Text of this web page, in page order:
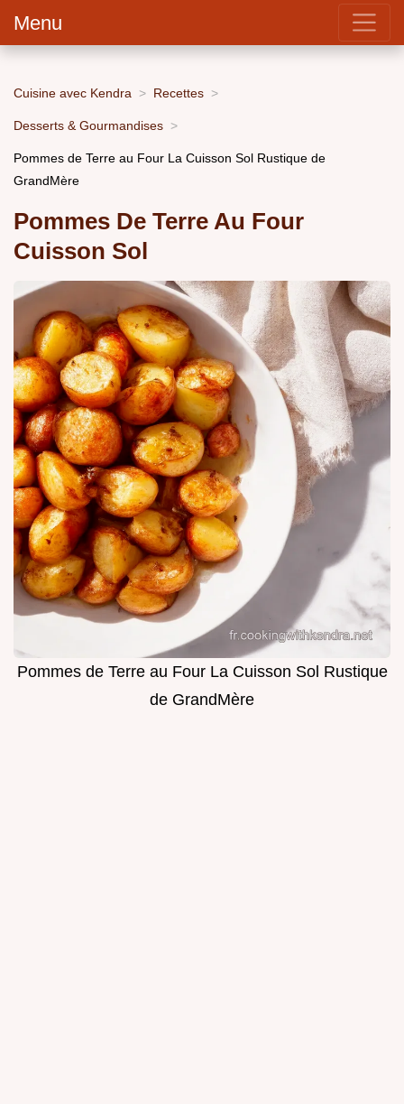
Menu
Cuisine avec Kendra Recettes
Desserts & Gourmandises
Pommes de Terre au Four La Cuisson Sol Rustique de
GrandMère
Pommes De Terre Au Four
Cuisson Sol
Pommes de Terre au Four La Cuisson Sol Rustique
de GrandMère